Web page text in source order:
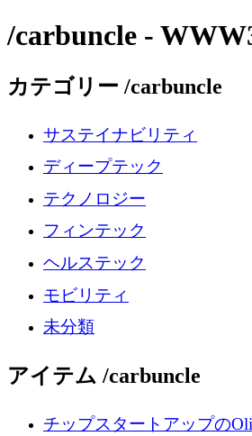
/carbuncle -
カテゴリー /carbuncle
サステイナビリティ
ディープテック
テクノロジー
フィンテック
ヘルステック
モビリティ
未分類
アイテム /carbuncle
チップスタートアップの